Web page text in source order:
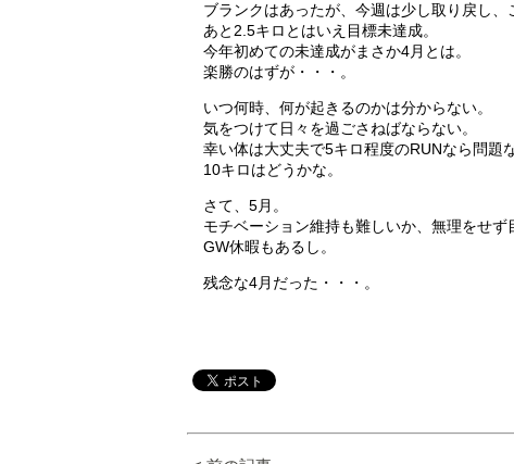
ブランクはあったが、今週は少し取り戻し、
あと2.5キロとはいえ目標未達成。
今年初めての未達成がまさか4月とは。
楽勝のはずが・・・。
いつ何時、何が起きるのかは分からない。
気をつけて日々を過ごさねばならない。
幸い体は大丈夫で5キロ程度のRUNなら問題な
10キロはどうかな。
さて、5月。
モチベーション維持も難しいか、無理をせず
GW休暇もあるし。
残念な4月だった・・・。